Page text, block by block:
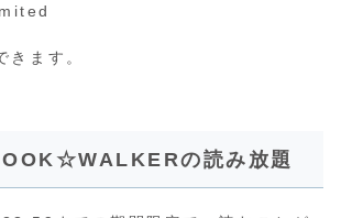
きます。
の読み放題